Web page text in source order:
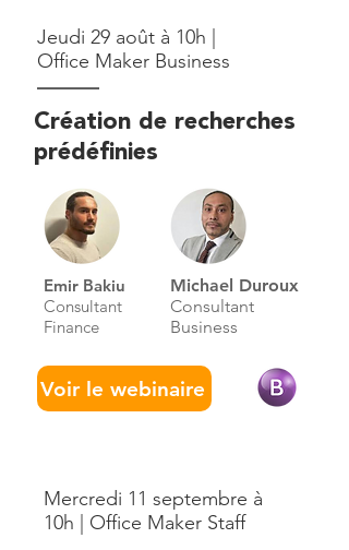
Jeudi 29 août à 10h |
Office Maker Business
Création de recherches
prédéfinies
Emir Bakiu
Consultant
Finance
Michael Duroux
Consultant
Business
Voir le webinaire
Mercredi 11 septembre à
10h | Office Maker Staff